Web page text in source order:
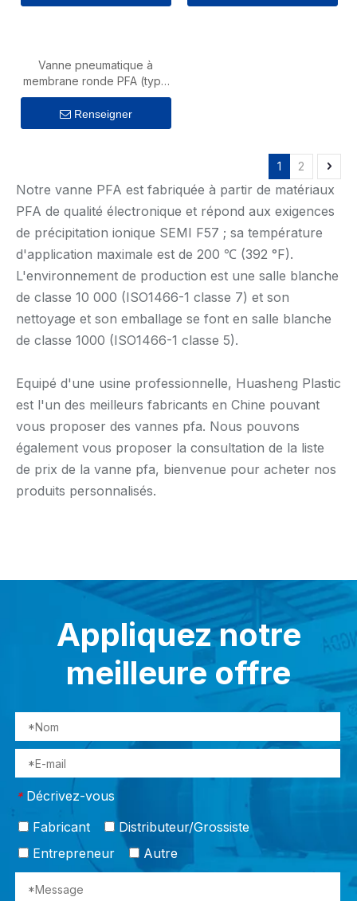
Vanne pneumatique à
membrane ronde PFA (type
non métallique)
Renseigner
1 2
Notre vanne PFA est fabriquée à partir de matériaux
PFA de qualité électronique et répond aux exigences
de précipitation ionique SEMI F57 ; sa température
d'application maximale est de 200 ℃ (392 °F).
L'environnement de production est une salle blanche
de classe 10 000 (ISO1466-1 classe 7) et son
nettoyage et son emballage se font en salle blanche
de classe 1000 (ISO1466-1 classe 5).
Equipé d'une usine professionnelle, Huasheng Plastic
est l'un des meilleurs fabricants en Chine pouvant
vous proposer des vannes pfa. Nous pouvons
également vous proposer la consultation de la liste
de prix de la vanne pfa, bienvenue pour acheter nos
produits personnalisés.
Appliquez notre
meilleure offre
* Décrivez-vous
Fabricant
Distributeur/Grossiste
Entrepreneur
Autre